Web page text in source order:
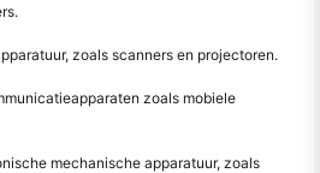
zoals scanners en projectoren.
zoals mobiele
mechanische apparatuur, zoals